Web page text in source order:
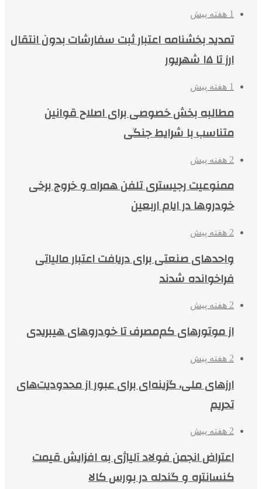
1 هفته پیش
تمدید بخشنامه اعتبار ثبت سفارشات بدون انتقال
ارز تا ۱۵ شهریور
1 هفته پیش
مطالبه بخش خصوصی برای اصلاح قوانین
متناسب با شرایط جنگی
2 هفته پیش
ممنوعیت رجیستری تلفن همراه و خروج برخی
خودروها در ایام اربعین
2 هفته پیش
واحدهای صنعتی برای دریافت اعتبار مالیاتی
فراخوانده شدند
2 هفته پیش
از موتورهای کم‌مصرف تا خودروهای هیبریدی
2 هفته پیش
ارزهای ملی، گزینه‌ای برای عبور از محدودیت‌های
تحریم
2 هفته پیش
اعتراض انجمن فولاد آلیاژی به افزایش قیمت
کنسانتره و گندله در بورس کالا